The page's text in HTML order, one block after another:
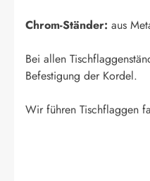
Chrom-Ständer: aus
Bei allen
Befestigung der Kordel.
Wir führen Tischflaggen